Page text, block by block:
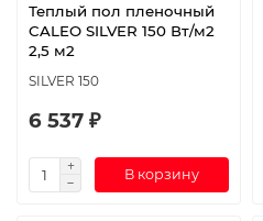
Теплый пол пленочный
CALEO SILVER 150 Вт/м2
2,5 м2
SILVER 150
6 537 ₽
В корзину